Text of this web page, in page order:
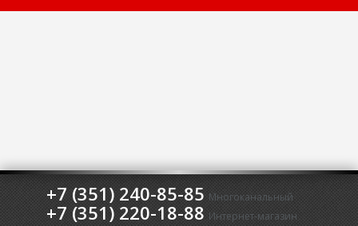
+7 (351) 240-85-85 Многоканальный
+7 (351) 220-18-88 Интернет-магазин